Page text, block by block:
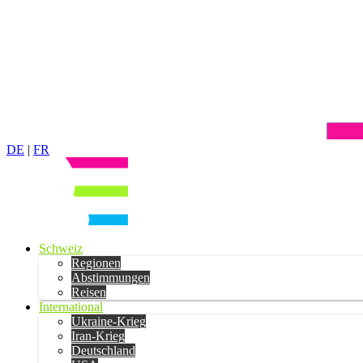
DE | FR
Schweiz
Regionen
Abstimmungen
Reisen
International
Ukraine-Krieg
Iran-Krieg
Deutschland